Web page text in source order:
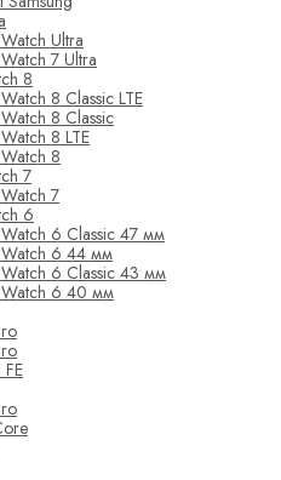
Ultra
7 Ultra
8
8 Classic LTE
8 Classic
8 LTE
8
7
7
6
6 Classic 47 мм
Watch 6 44 мм
6 Classic 43 мм
Watch 6 40 мм